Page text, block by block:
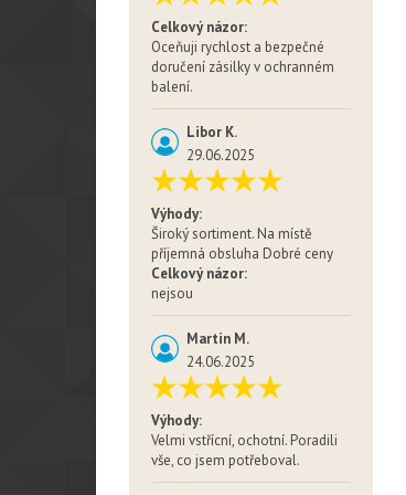
Celkový názor:
Oceňuji rychlost a bezpečné
doručení zásilky v ochranném
balení.
Libor K.
29.06.2025
Výhody:
Široký sortiment. Na místě
příjemná obsluha Dobré ceny
Celkový názor:
nejsou
Martin M.
24.06.2025
Výhody:
Velmi vstřícní, ochotní. Poradili
vše, co jsem potřeboval.